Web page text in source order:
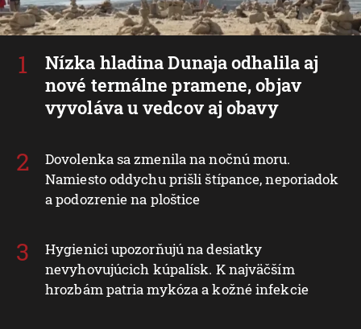
Nízka hladina Dunaja odhalila aj
nové termálne pramene, objav
vyvoláva u vedcov aj obavy
Dovolenka sa zmenila na nočnú moru.
Namiesto oddychu prišli štípance, neporiadok
a podozrenie na ploštice
Hygienici upozorňujú na desiatky
nevyhovujúcich kúpalísk. K najväčším
hrozbám patria mykóza a kožné infekcie